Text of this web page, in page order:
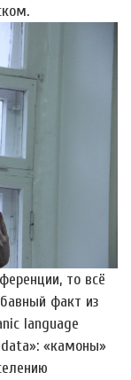
то всё
факт из
language
«камоны»